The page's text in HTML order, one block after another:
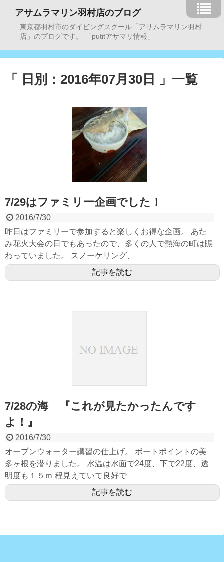
アサムラマリン羽村店のブログ
東京都羽村市のダイビングスクール「アサムラマリン羽村
店」のブログです。 「putitアサマリ情報」
「 日別：2016年07月30日 」一覧
7/29はファミリー企画でした！
2016/7/30
昨日はファミリーで参加すると楽しくお得な企画。 あた
み花火大会の日でもあったので、多くの人で熱海の町は賑
わっていました。 スノーケリング、
記事を読む
7/28の海 『これが見たかったんです
よ！』
2016/7/30
オープンウォーター講習の仕上げ。 ボートポイントの美
多ヶ根を潜りました。 水温は水面で24度、下で22度、透
明度も１５ｍ 程見えていて良好で
記事を読む